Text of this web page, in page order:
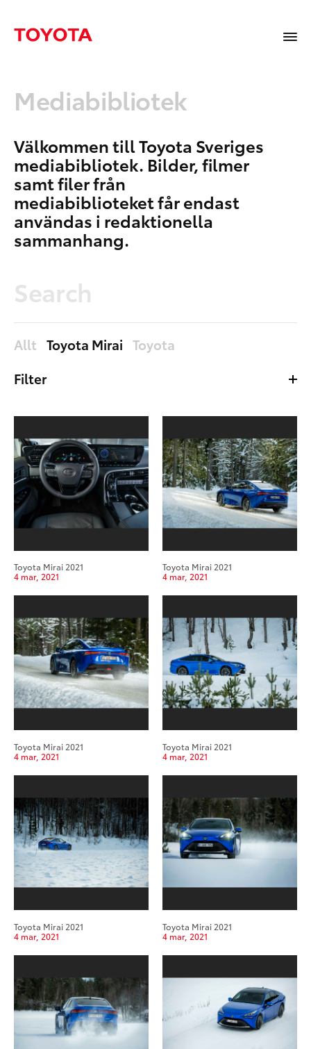
Mediabibliotek
Välkommen till Toyota Sveriges
mediabibliotek. Bilder, filmer
samt filer från
mediabiblioteket får endast
användas i redaktionella
sammanhang.
Allt Toyota Mirai Toyota
Filter
Bilder
Filer
Äldst
Nyast
Toyota Mirai 2021
4 mar, 2021
Toyota Mirai 2021
4 mar, 2021
Toyota Mirai 2021
4 mar, 2021
Toyota Mirai 2021
4 mar, 2021
Toyota Mirai 2021
4 mar, 2021
Toyota Mirai 2021
4 mar, 2021